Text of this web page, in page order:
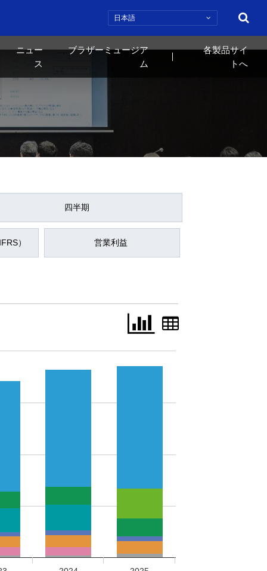
検索
ニュー
ス
ブラザーミュージア
ム
各製品サイ
トへ